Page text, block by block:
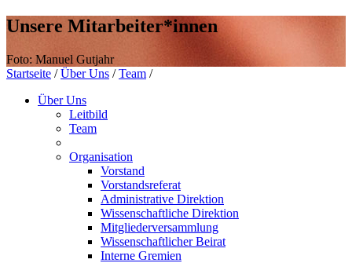
Unsere Mitarbeiter*innen
Foto: Manuel Gutjahr
Startseite / Über Uns / Team /
Über Uns
Leitbild
Team
Organisation
Vorstand
Vorstandsreferat
Administrative Direktion
Wissenschaftliche Direktion
Mitgliederversammlung
Wissenschaftlicher Beirat
Interne Gremien